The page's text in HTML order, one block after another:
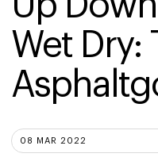
Wet Dry:
08 MAR 2022